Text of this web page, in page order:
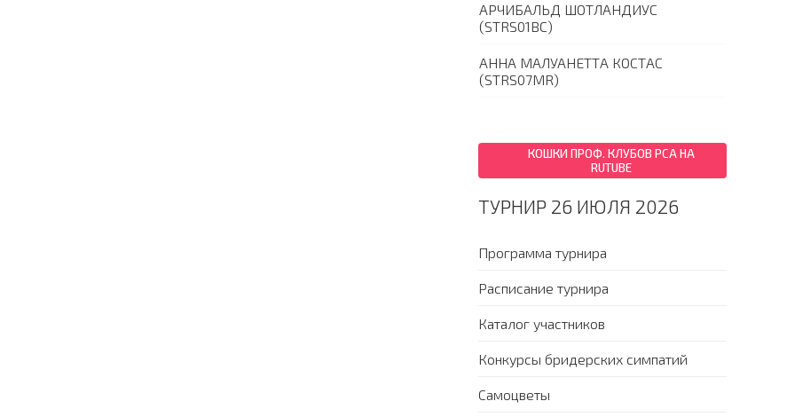
АРЧИБАЛЬД ШОТЛАНДИУС
(STRS01BC)
АННА МАЛУАНЕТТА КОСТАС
(STRS07MR)
КОШКИ ПРОФ. КЛУБОВ PCA НА
RUTUBE
ТУРНИР 26 ИЮЛЯ 2026
Программа турнира
Расписание турнира
Каталог участников
Конкурсы бридерских симпатий
Самоцветы